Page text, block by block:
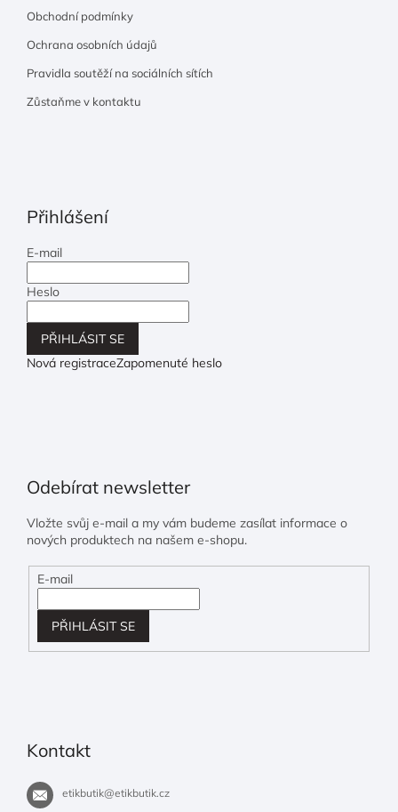
Obchodní podmínky
Ochrana osobních údajů
Pravidla soutěží na sociálních sítích
Zůstaňme v kontaktu
Přihlášení
E-mail
Heslo
PŘIHLÁSIT SE
Nová registraceZapomenuté heslo
Odebírat newsletter
Vložte svůj e-mail a my vám budeme zasílat informace o
nových produktech na našem e-shopu.
E-mail
PŘIHLÁSIT SE
Kontakt
etikbutik@etikbutik.cz